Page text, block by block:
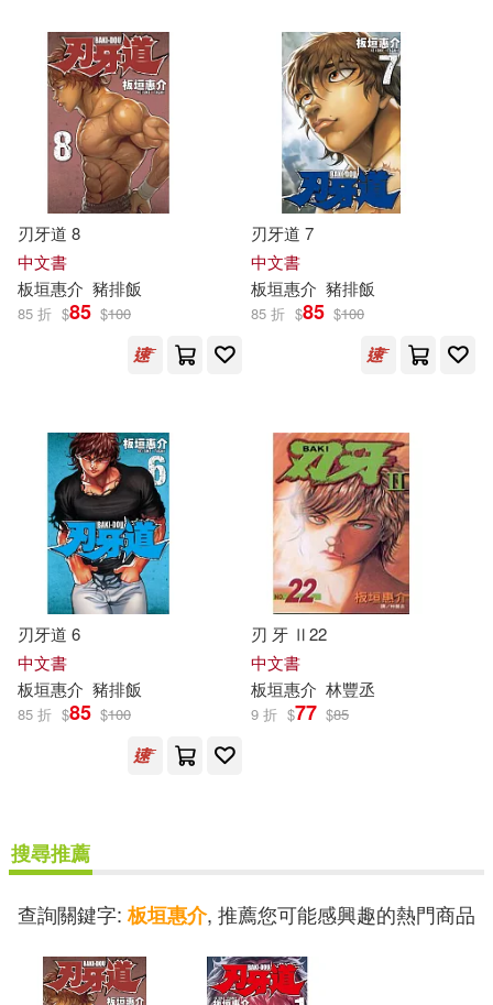
現在可購買商品(7)
作者/演唱/譯/編/繪(8)
價格
範圍
刃牙道 8
中文書
板垣惠介 豬排飯
85 折 $85 $100
刃牙道 7
中文書
板垣惠介 豬排飯
85 折 $85 $100
刃牙道 6
中文書
板垣惠介 豬排飯
85 折 $85 $100
刃 牙 Ⅱ22
中文書
板垣惠介 林豐丞
9 折 $77 $85
搜尋推薦
查詢關鍵字:板垣惠介, 推薦您可能感興趣的熱門商品